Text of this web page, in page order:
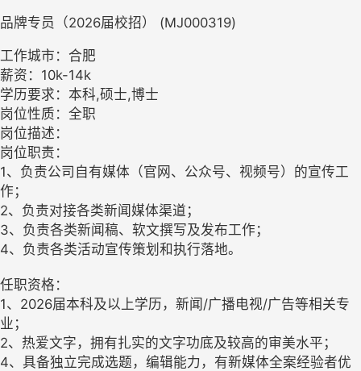
品牌专员（2026届校招） (MJ000319)
工作城市：合肥
薪资：10k-14k
学历要求：本科,硕士,博士
岗位性质：全职
岗位描述：
岗位职责：
1、负责公司自有媒体（官网、公众号、视频号）的宣传工
作；
2、负责对接各类新闻媒体渠道；
3、负责各类新闻稿、软文撰写及发布工作；
4、负责各类活动宣传策划和执行落地。
任职资格：
1、2026届本科及以上学历，新闻/广播电视/广告等相关专
业；
2、热爱文字，拥有扎实的文字功底及较高的审美水平；
4、具备独立完成选题，编辑能力，有新媒体全案经验者优